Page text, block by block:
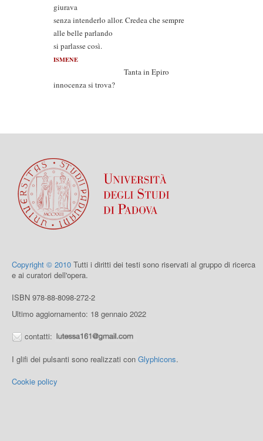
giurava
senza intenderlo allor. Credea che sempre
alle belle parlando
si parlasse così.
ISMENE
Tanta in Epiro
innocenza si trova?
Copyright © 2010 Tutti i diritti dei testi sono riservati al gruppo di ricerca
e ai curatori dell'opera.
ISBN 978-88-8098-272-2
Ultimo aggiornamento: 18 gennaio 2022
contatti:
I glifi dei pulsanti sono realizzati con Glyphicons.
Cookie policy